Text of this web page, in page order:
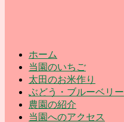
ホーム
当園のいちご
太田のお米作り
ぶどう・ブルーベリー
農園の紹介
当園へのアクセス